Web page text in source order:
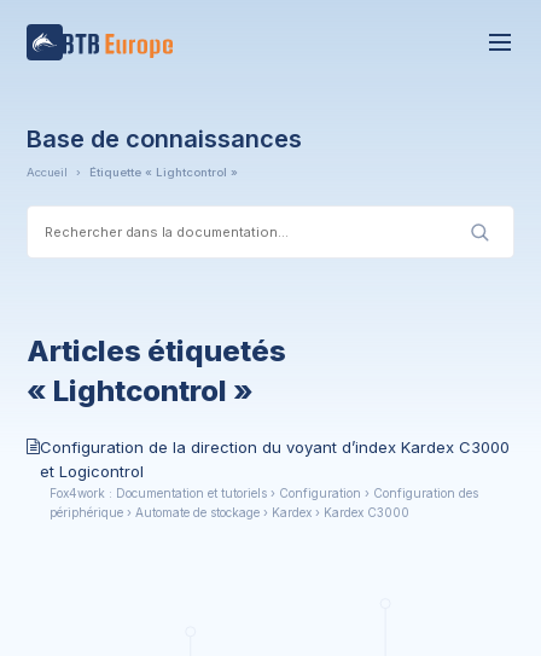
Base de connaissances
Accueil › Étiquette « Lightcontrol »
Articles étiquetés
« Lightcontrol »
Configuration de la direction du voyant d’index Kardex C3000
et Logicontrol
Fox4work : Documentation et tutoriels › Configuration › Configuration des
périphérique › Automate de stockage › Kardex › Kardex C3000